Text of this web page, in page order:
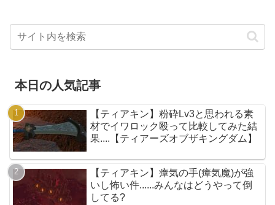
本日の人気記事
【ティアキン】粉砕Lv3と思われる素
材でイワロック殴って比較してみた結
果....【ティアーズオブザキングダム】
【ティアキン】瘴気の手(瘴気魔)が強
いし怖い件......みんなはどうやって倒
してる?